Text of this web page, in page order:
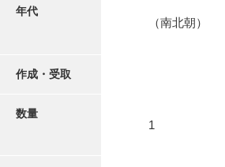
年代
（南北朝）
作成・受取
数量
1